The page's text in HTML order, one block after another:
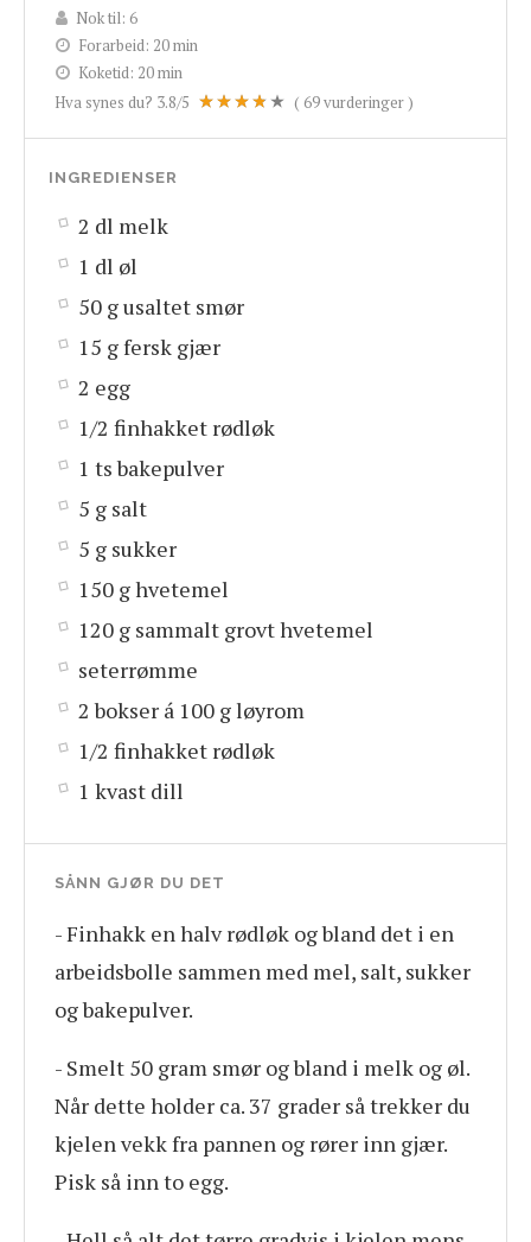
Nok til: 6
Forarbeid: 20 min
Koketid: 20 min
Hva synes du? 3.8/5 ( 69vurderinger )
INGREDIENSER
2 dl melk
1 dl øl
50 g usaltet smør
15 g fersk gjær
2 egg
1/2 finhakket rødløk
1 ts bakepulver
5 g salt
5 g sukker
150 g hvetemel
120 g sammalt grovt hvetemel
seterrømme
2 bokser á 100 g løyrom
1/2 finhakket rødløk
1 kvast dill
SÅNN GJØR DU DET
- Finhakk en halv rødløk og bland det i en
arbeidsbolle sammen med mel, salt, sukker
og bakepulver.
- Smelt 50 gram smør og bland i melk og øl.
Når dette holder ca. 37 grader så trekker du
kjelen vekk fra pannen og rører inn gjær.
Pisk så inn to egg.